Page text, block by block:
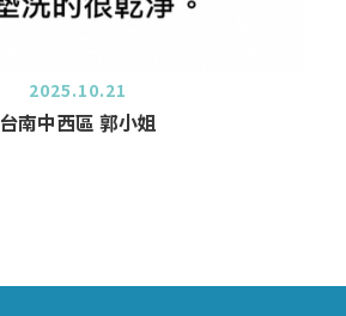
2025.10.21
台南中西區 郭小姐